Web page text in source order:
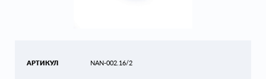
АРТИКУЛ NAN-002.16/2